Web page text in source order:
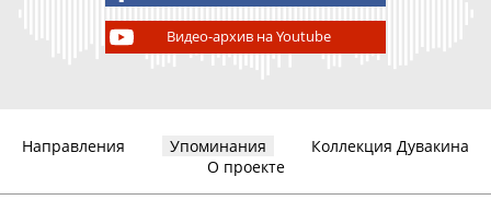
Видео-архив на Youtube
Направления Упоминания
Коллекция Дувакина
О проекте